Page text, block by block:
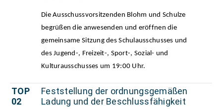
Die Ausschussvorsitzenden Blohm und Schulze
begrüßen die anwesenden und eröffnen die
gemeinsame Sitzung des Schulausschusses und
des Jugend-, Freizeit-, Sport-, Sozial- und
Kulturausschusses um 19:00 Uhr.
TOP
02
Feststellung der ordnungsgemäßen
Ladung und der Beschlussfähigkeit